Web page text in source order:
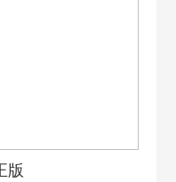
版